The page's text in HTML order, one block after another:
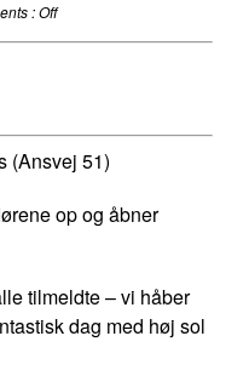
:Off
(Ansvej 51)
op og åbner
tilmeldte – vi håber
dag med høj sol